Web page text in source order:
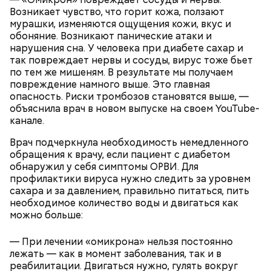
Возникает чувство, что горит кожа, ползают
мурашки, изменяются ощущения кожи, вкус и
обоняние. Возникают панические атаки и
нарушения сна. У человека при диабете сахар и
так повреждает нервы и сосуды, вирус тоже бьет
по тем же мишеням. В результате мы получаем
повреждение намного выше. Это главная
опасность. Риски тромбозов становятся выше, —
объяснила врач в новом выпуске на своем YouTube-
канале.
Врач подчеркнула необходимость немедленного
обращения к врачу, если пациент с диабетом
обнаружил у себя симптомы ОРВИ. Для
профилактики вируса нужно следить за уровнем
сахара и за давлением, правильно питаться, пить
необходимое количество воды и двигаться как
можно больше:
— При лечении «омикрона» нельзя постоянно
лежать — как в момент заболевания, так и в
реабилитации. Двигаться нужно, гулять вокруг
нужно застыть на месте и не двигаться;
нельзя ни в коем случае махать руками;
не стоит пытаться «поймать» молнию или
потрогать, особенно металлическими
предметами.
После получения предельно допустимой дозы
радиации Макеева вывели из 30-километровой
зоны отчуждения, где он до 3 мая проверял на
уровень радиационной зараженности
Молитва Николаю чудотворцу